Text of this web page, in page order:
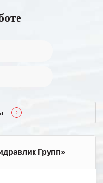
Групп»